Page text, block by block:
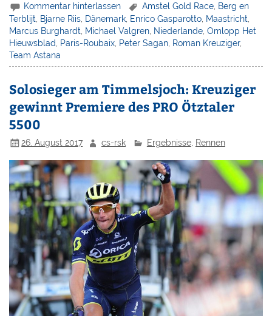
Kommentar hinterlassen Amstel Gold Race Berg en
Terblijt, Bjarne Riis, Dänemark, Enrico Gasparotto, Maastricht,
Marcus Burghardt, Michael Valgren, Niederlande,Omlopp Het
Hieuwsblad, Paris-Roubaix, Peter Sagan, Roman Kreuziger,
Team Astana
Solosieger am Timmelsjoch: Kreuziger
gewinnt Premiere des PRO Ötztaler
5500
26. August 2017 cs-rsk Ergebnisse, Rennen